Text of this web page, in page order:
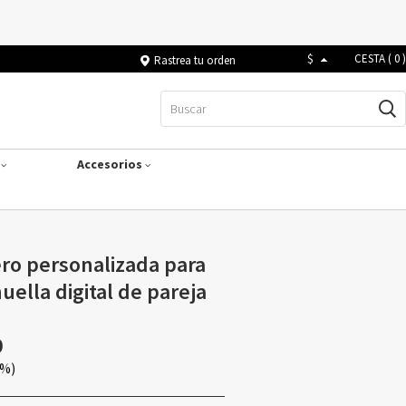
Rastrea tu orden $ CESTA (0)
Accesorios
personalizada para
digital de pareja